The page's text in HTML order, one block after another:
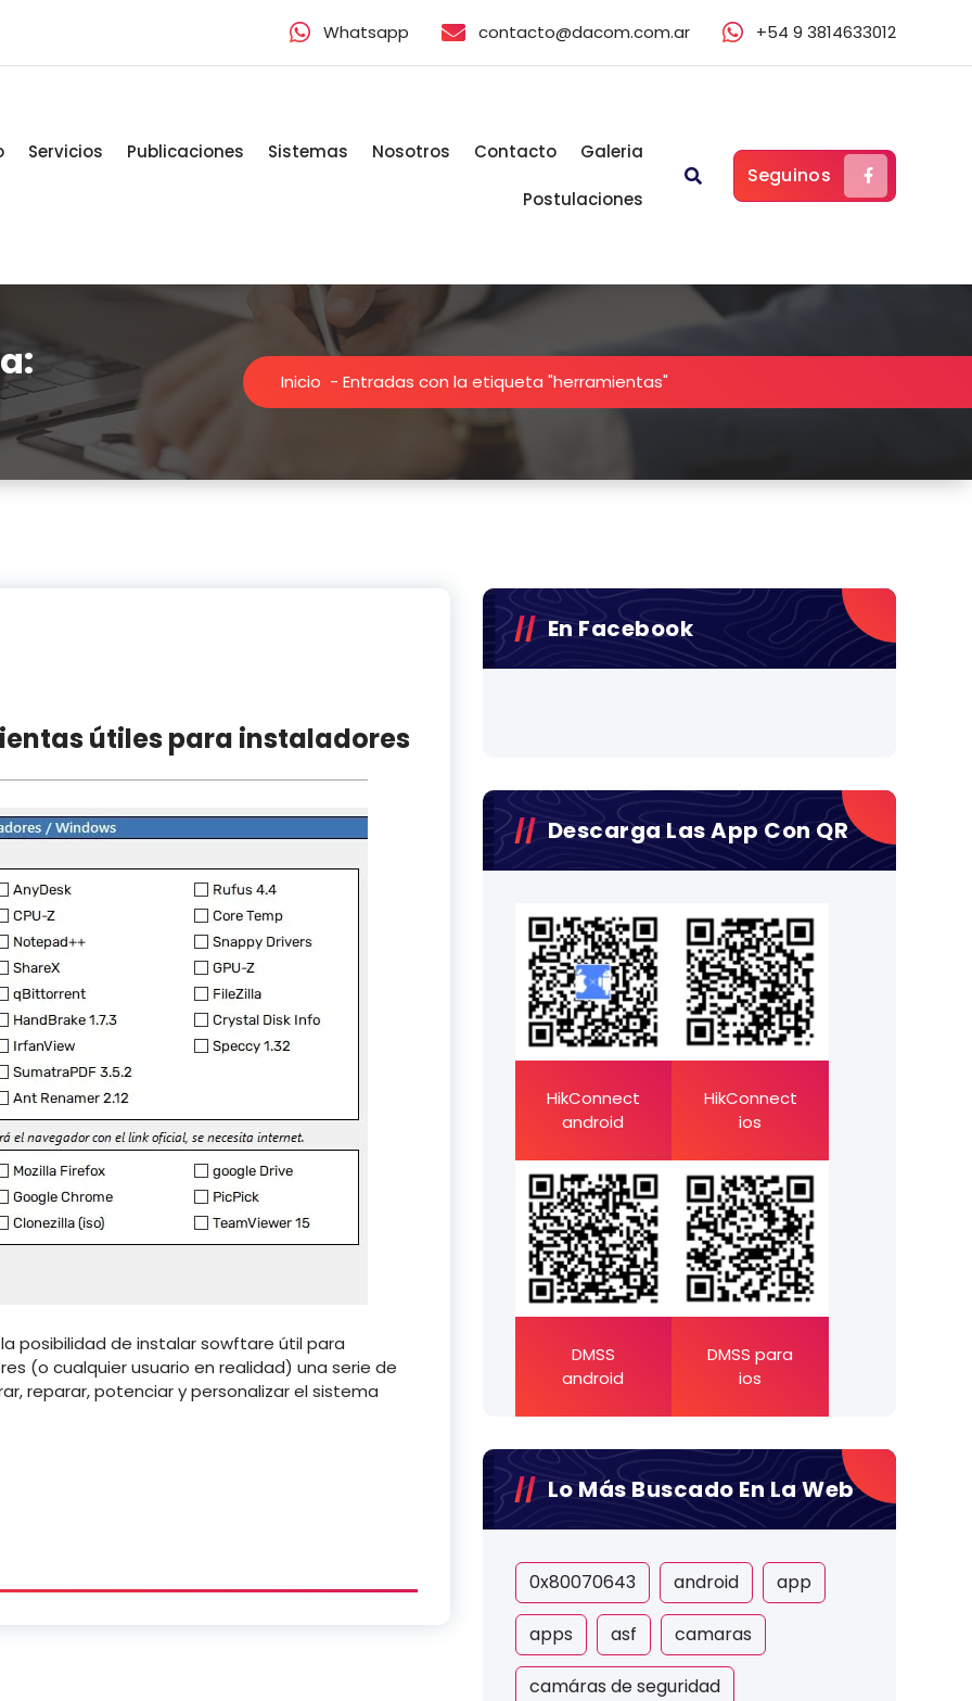
Whatsapp contacto@dacom.com.ar +54 9 3814633012
Servicios Publicaciones Sistemas Nosotros Contacto Galeria
Postulaciones
Seguinos
Inicio - Entradas con la etiqueta "herramientas"
útiles para instaladores
posibilidad de instalar sowftare útil para
(o cualquier usuario en realidad) una serie de
reparar, potenciar y personalizar el sistema
En Facebook
Descarga Las App Con QR
HikConnect
android
HikConnect
ios
DMSS
android
DMSS para
ios
Lo Más Buscado En La Web
0x80070643 android app
apps asf camaras
camáras de seguridad